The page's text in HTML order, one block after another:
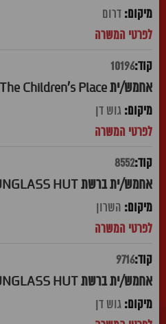
דרום
10196
אחמש/ית The Children's Place פתח תקווה
גוש דן
8552
אחמש/ית ברשת SUNGLASS HUT - ביג גלילות
השרון
9716
אחמש/ית ברשת SUNGLASS HUT - נמל תל אביב
גוש דן